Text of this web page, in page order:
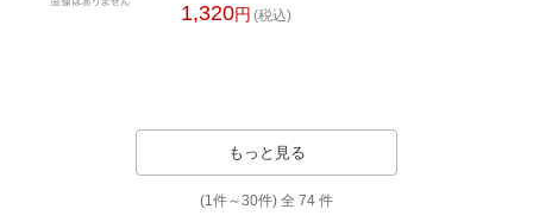
1,320円 (税込)
もっと見る
(1件～30件) 全 74 件